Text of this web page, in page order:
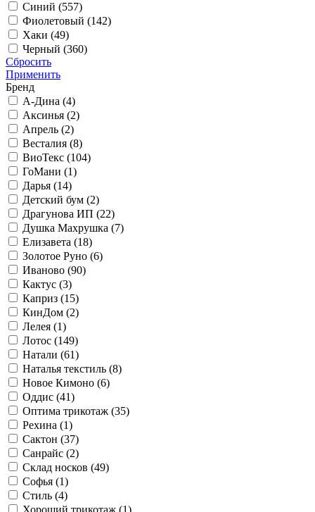
Синий (557)
Фиолетовый (142)
Хаки (49)
Черный (360)
Сбросить
Применить
Бренд
А-Дина (4)
Аксинья (2)
Апрель (2)
Весталия (8)
ВиоТекс (104)
ГоМани (1)
Дарья (14)
Детский бум (2)
Драгунова ИП (22)
Душка Махрушка (7)
Елизавета (18)
Золотое Руно (6)
Иваново (90)
Кактус (3)
Каприз (15)
КинДом (2)
Лелея (1)
Лотос (149)
Натали (61)
Наталья текстиль (8)
Новое Кимоно (6)
Оддис (41)
Оптима трикотаж (35)
Рехина (1)
Сактон (37)
Санрайс (2)
Склад носков (49)
Софья (1)
Стиль (4)